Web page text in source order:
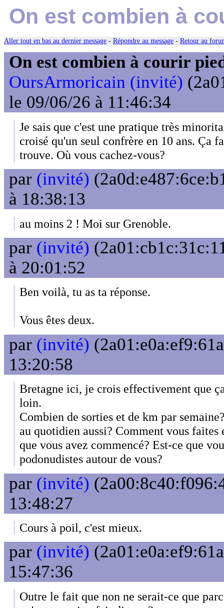
On est combien à
Aller tout en bas au dernier message - Répondre au message - Retour au
On est combien à courir
OursArmoricain (invité)
le 09/06/26 à 11:46:34
Je sais que c'est une pratique très
croisé qu'un seul confrère en 10 ans. Ça
trouve. Où vous cachez-vous?
par (invité)
à 18:38:13
au moins 2 ! Moi sur Grenoble.
par (invité)
à 20:01:52
Ben voilà, tu as ta réponse.
Vous êtes deux.
par (invité)
13:20:58
Bretagne ici, je crois effectivement que
loin.
Combien de sorties et de km par
au quotidien aussi? Comment vous faites
que vous avez commencé? Est-ce que
podonudistes autour de vous?
par (invité)
13:48:27
Cours à poil, c'est mieux.
par (invité)
15:47:36
Outre le fait que non ne serait-ce que